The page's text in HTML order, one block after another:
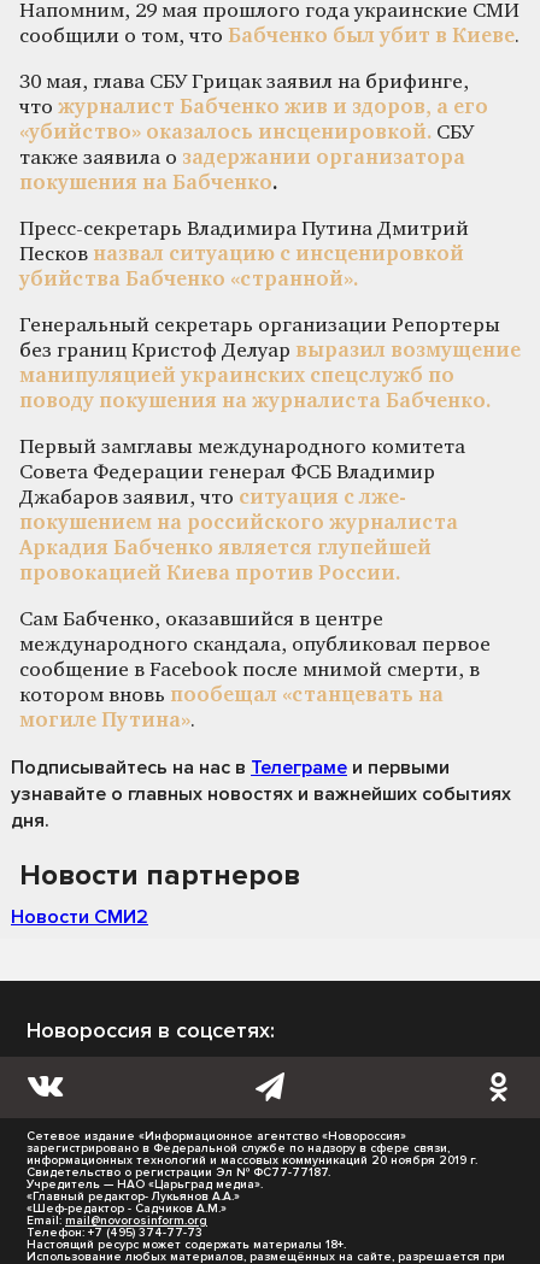
Напомним, 29 мая прошлого года украинские СМИ
сообщили о том, что Бабченко был убит в Киеве.
30 мая, глава СБУ Грицак заявил на брифинге,
что журналист Бабченко жив и здоров, а его
«убийство» оказалось инсценировкой. СБУ
также заявила о задержании организатора
покушения на Бабченко.
Пресс-секретарь Владимира Путина Дмитрий
Песков назвал ситуацию с инсценировкой
убийства Бабченко «странной».
Генеральный секретарь организации Репортеры
без границ Кристоф Делуар выразил возмущение
манипуляцией украинских спецслужб по
поводу покушения на журналиста Бабченко.
Первый замглавы международного комитета
Совета Федерации генерал ФСБ Владимир
Джабаров заявил, что ситуация с лже-
покушением на российского журналиста
Аркадия Бабченко является глупейшей
провокацией Киева против России.
Сам Бабченко, оказавшийся в центре
международного скандала, опубликовал первое
сообщение в Facebook после мнимой смерти, в
котором вновь пообещал «станцевать на
могиле Путина».
Подписывайтесь на нас в Телеграме и первыми
узнавайте о главных новостях и важнейших событиях
дня.
Новости партнеров
Новости СМИ2
Новороссия в соцсетях:
Сетевое издание «Информационное агентство «Новороссия»
зарегистрировано в Федеральной службе по надзору в сфере связи,
информационных технологий и массовых коммуникаций 20 ноября 2019 г.
Свидетельство о регистрации Эл № ФС77-77187.
Учредитель — НАО «Царьград медиа».
«Главный редактор- Лукьянов А.А.»
«Шеф-редактор - Садчиков А.М.»
Email: mail@novorosinform.org
Телефон: +7 (495) 374-77-73
Настоящий ресурс может содержать материалы 18+.
Использование любых материалов, размещённых на сайте, разрешается при